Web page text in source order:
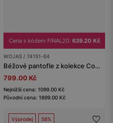
Cena s kódem FINAL20: 639.20 Kč
WOJAS / 74151-64
Béžové pantofle z kolekce Comfort z velurové štípané kůže
799.00 Kč
Nejnižší cena: 1099.00 Kč
Původní cena: 1899.00 Kč
Výprodej 58%